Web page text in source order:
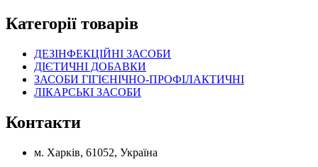
Категорії товарів
ДЕЗІНФЕКЦІЙНІ ЗАСОБИ
ДІЄТИЧНІ ДОБАВКИ
ЗАСОБИ ГІГІЄНІЧНО-ПРОФІЛАКТИЧНІ
ЛІКАРСЬКІ ЗАСОБИ
Контакти
м. Харків, 61052, Україна